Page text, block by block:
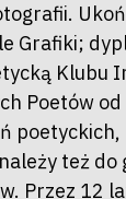
Grafiki;
Klubu
Poetów
też
Przez 12